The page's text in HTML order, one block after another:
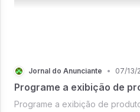
Jornal do Anunciante • 07/13/
Programe a exibição de
Programe a exibição de